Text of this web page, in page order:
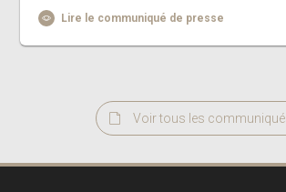
Lire le communiqué de presse
Voir tous les